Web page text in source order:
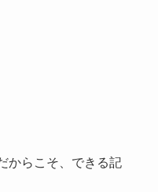
からこそ、できる記